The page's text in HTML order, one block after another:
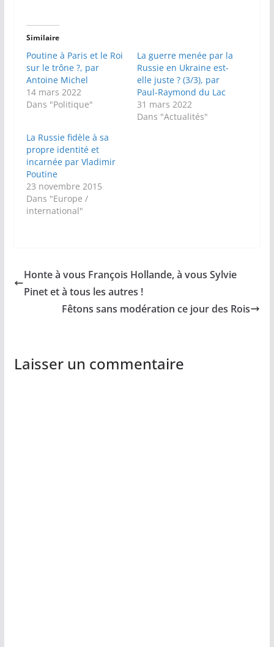
Similaire
Poutine à Paris et le Roi
sur le trône ?, par
Antoine Michel
14 mars 2022
Dans "Politique"
La guerre menée par la
Russie en Ukraine est-
elle juste ? (3/3), par
Paul-Raymond du Lac
31 mars 2022
Dans "Actualités"
La Russie fidèle à sa
propre identité et
incarnée par Vladimir
Poutine
23 novembre 2015
Dans "Europe /
international"
Honte à vous François Hollande, à vous Sylvie
Pinet et à tous les autres !
Fêtons sans modération ce jour des Rois
Laisser un commentaire